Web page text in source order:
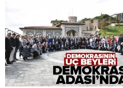
ORTAK OPERASYON!
KATEGORIDEKI
TAŞPINAR ETKISIZ HALE